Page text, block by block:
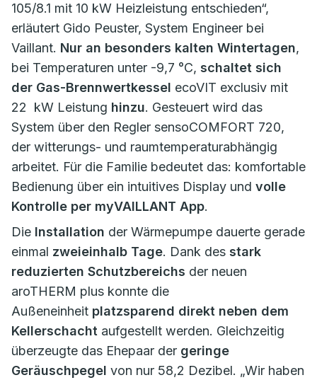
105/8.1 mit 10 kW Heizleistung entschieden“,
erläutert Gido Peuster, System Engineer bei
Vaillant. Nur an besonders kalten Wintertagen,
bei Temperaturen unter -9,7 °C, schaltet sich
der Gas-Brennwertkessel ecoVIT exclusiv mit
22 kW Leistung hinzu. Gesteuert wird das
System über den Regler sensoCOMFORT 720,
der witterungs- und raumtemperaturabhängig
arbeitet. Für die Familie bedeutet das: komfortable
Bedienung über ein intuitives Display und volle
Kontrolle per myVAILLANT App.
Die Installation der Wärmepumpe dauerte gerade
einmal zweieinhalb Tage. Dank des stark
reduzierten Schutzbereichs der neuen
aroTHERM plus konnte die
Außeneinheit platzsparend direkt neben dem
Kellerschacht aufgestellt werden. Gleichzeitig
überzeugte das Ehepaar der geringe
Geräuschpegel von nur 58,2 Dezibel. „Wir haben